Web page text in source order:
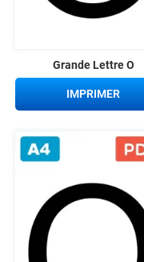
Grande Lettre O
IMPRIMER